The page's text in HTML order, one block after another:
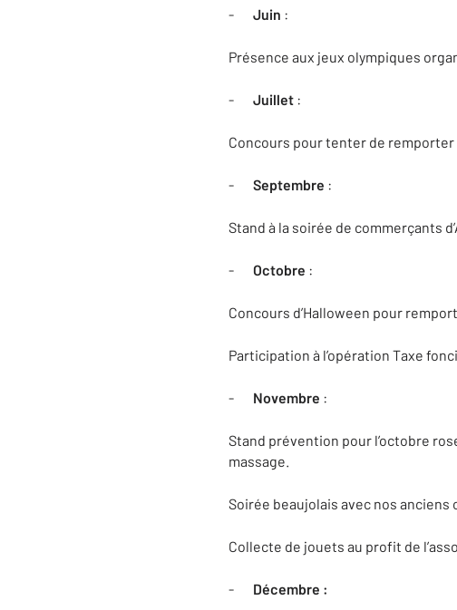
- Juin :
Présence aux jeux olympiques
- Juillet :
Concours pour tenter de remporter
- Septembre :
Stand à la soirée de commerçants
- Octobre :
Concours d’Halloween pour
Participation à l’opération Taxe
- Novembre :
Stand prévention pour l’octobre
massage.
Soirée beaujolais avec nos anciens
Collecte de jouets au profit de
- Décembre :